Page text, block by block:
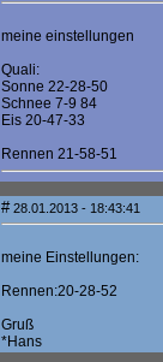
meine einstellungen
Quali:
Sonne 22-28-50
Schnee 7-9 84
Eis 20-47-33
Rennen 21-58-51
#28.01.2013 - 18:43:41
meine Einstellungen:
Rennen:20-28-52
Gruß
*Hans